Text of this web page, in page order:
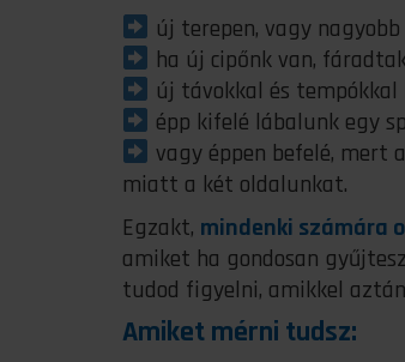
új terepen, vagy
ha új cipőnk van,
új távokkal és tempókkal
épp kifelé lábalunk egy
vagy éppen befelé, mert
miatt a két oldalunkat.
Egzakt, mindenki számára
amiket ha gondosan
tudod figyelni, amikkel
Amiket mérni tudsz: